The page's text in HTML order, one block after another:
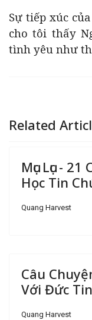
Sự tiếp xúc
cho tôi thấy
tình yêu như
Related
Mục Lục -
Học Tin
Quang Harvest
Câu
Với Đức Tin
Quang Harvest